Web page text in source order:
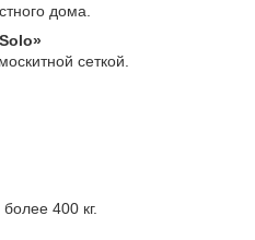
дома.
сеткой.
400 кг.